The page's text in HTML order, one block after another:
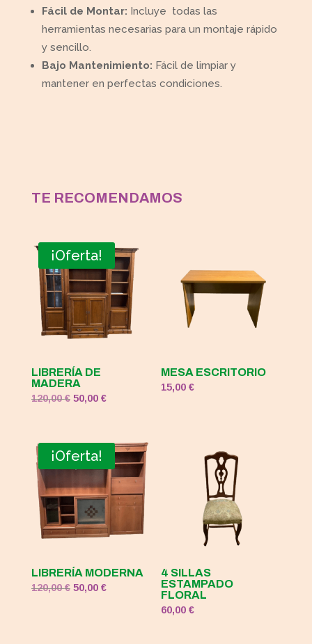
Fácil de Montar: Incluye todas las
herramientas necesarias para un montaje rápido
y sencillo.
Bajo Mantenimiento: Fácil de limpiar y
mantener en perfectas condiciones.
TE RECOMENDAMOS
¡Oferta!
LIBRERÍA DE
MADERA
120,00€ El
era:
120,00 €.
50,00 €El
es:
50,00 €.
MESA ESCRITORIO
15,00€
¡Oferta!
LIBRERÍA MODERNA
120,00€ El
50,00 €El
4 SILLAS
ESTAMPADO
FLORAL
60,00€